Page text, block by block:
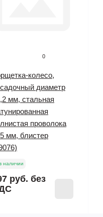
0
колесо,
диаметр
мм, стальная
проволока
мм, блистер
наличии
руб. без